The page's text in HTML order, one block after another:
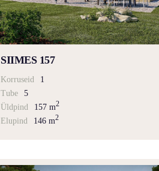
SIIMES 157
Korruseid
1
Tube
5
Üldpind
157 m2
Elupind 146 m2